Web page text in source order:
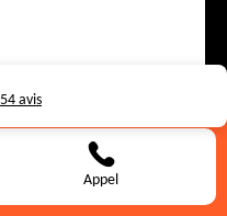
Appel
54 avis